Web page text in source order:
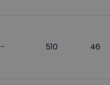
- 510 46